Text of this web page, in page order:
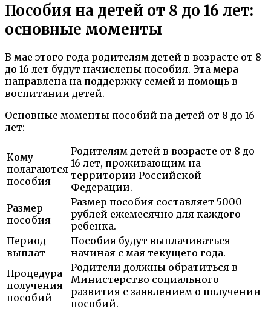
Пособия на детей от 8 до 16 лет:
основные моменты
В мае этого года родителям детей в возрасте от 8
до 16 лет будут начислены пособия. Эта мера
направлена на поддержку семей и помощь в
воспитании детей.
Основные моменты пособий на детей от 8 до 16
лет:
Кому
полагаются
пособия
Родителям детей в возрасте от 8 до
16 лет, проживающим на
территории Российской
Федерации.
Размер
пособия
Размер пособия составляет 5000
рублей ежемесячно для каждого
ребенка.
Период
выплат
Пособия будут выплачиваться
начиная с мая текущего года.
Процедура
получения
пособий
Родители должны обратиться в
Министерство социального
развития с заявлением о получении
пособий.